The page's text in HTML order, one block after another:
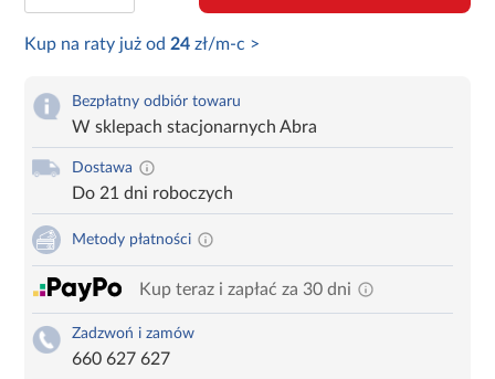
Kup na raty już od 24 zł/m-c >
Bezpłatny odbiór towaru
W sklepach stacjonarnych Abra
Dostawa
Do 21 dni roboczych
Metody płatności
Kup teraz i zapłać za 30 dni
Zadzwoń i zamów
660 627 627